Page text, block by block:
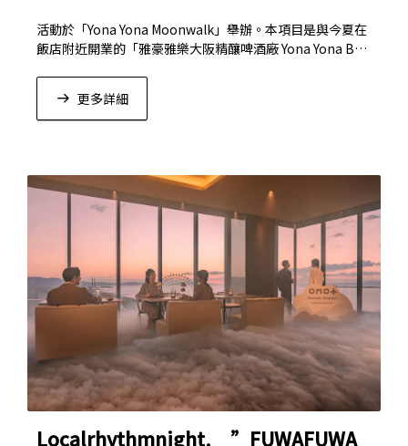
活動於「Yona Yona Moonwalk」舉辦。本項目是與今夏在
飯店附近開業的「雅豪雅樂大阪精釀啤酒廠 Yona Yona Bee
更多詳細
Localrhythmnight. ”FUWAFUWA